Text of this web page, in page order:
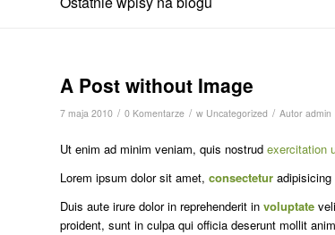
A Post without Image
7 maja 2010 / 0 Komentarze / w Uncategorized / Autor admin
Ut enim ad minim veniam, quis nostrud exercitation
Lorem ipsum dolor sit amet, consectetur
Duis aute irure dolor in reprehenderit in voluptate
proident, sunt in culpa qui officia deserunt mollit